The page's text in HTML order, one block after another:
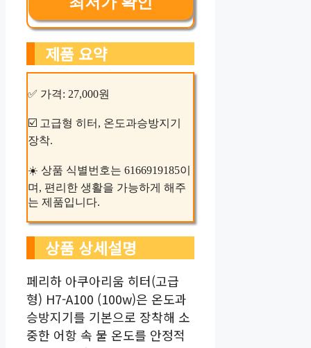
제품 요약
✅ 가격: 27,000원
☑️ 고급형 히터, 온도과승방지기
장착.
☀️ 상품 식별번호는 6166919185이
며, 편리한 생활을 가능하게 해주
는 제품입니다.
상품 상세설명
페리하 아쿠아리움 히터(고급
형) H7-A100 (100w)은 온도과
승방지기를 기본으로 장착해 소
중한 어항 속 물 온도를 안정적